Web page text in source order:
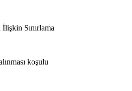
Sınırlama
koşulu